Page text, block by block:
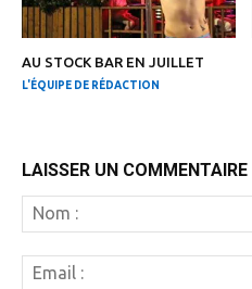
AU STOCK BAR EN JUILLET
L'ÉQUIPE DE RÉDACTION
LAISSER UN COMMENTAIRE